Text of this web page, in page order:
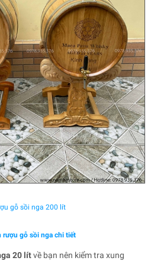
gỗ sồi nga 200 lít
rượu gỗ sồi nga chi tiết
20 lítvề bạn nên kiểm tra xung